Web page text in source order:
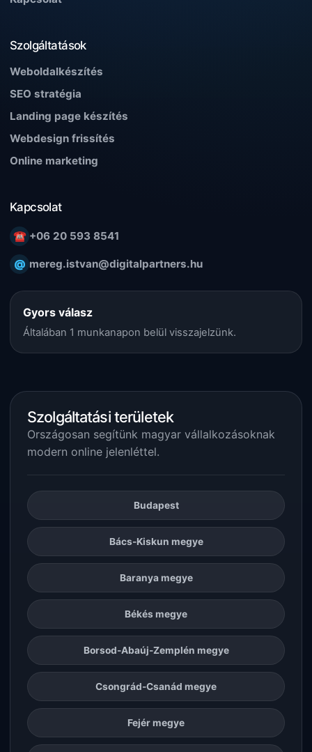
Szolgáltatások
Weboldalkészítés
SEO stratégia
Landing page készítés
Webdesign frissítés
Online marketing
Kapcsolat
☎ +06 20 593 8541
@ mereg.istvan@digitalpartners.hu
Gyors válasz
Általában 1 munkanapon belül visszajelzünk.
Szolgáltatási területek
Országosan segítünk magyar vállalkozásoknak
modern online jelenléttel.
Budapest
Bács-Kiskun megye
Baranya megye
Békés megye
Borsod-Abaúj-Zemplén megye
Csongrád-Csanád megye
Fejér megye